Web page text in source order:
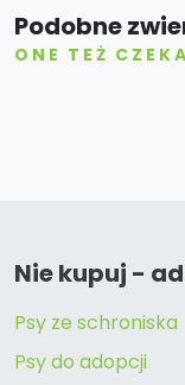
Podobne
ONE TEŻ
Nie kupuj -
Psy ze schroniska
Psy do adopcji